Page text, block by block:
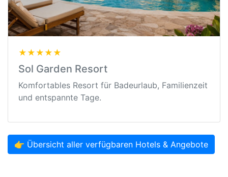
★★★★★
Sol Garden Resort
Komfortables Resort für Badeurlaub, Familienzeit
und entspannte Tage.
👉 Übersicht aller verfügbaren Hotels & Angebote